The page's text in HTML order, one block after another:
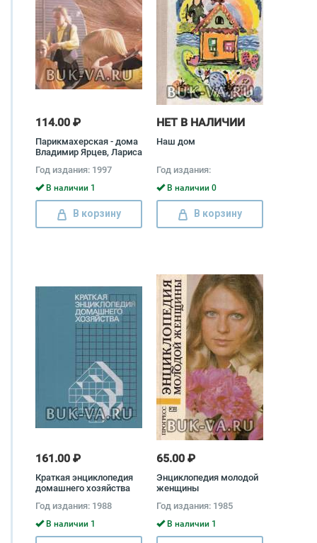
114.00 ₽
Парикмахерская - дома
Владимир Ярцев, Лариса
Год издания: 1997
В наличии 1
В корзину
НЕТ В НАЛИЧИИ
Наш дом
Год издания:
В наличии 0
В корзину
161.00 ₽
Краткая энциклопедия
домашнего хозяйства
Год издания: 1988
В наличии 1
65.00 ₽
Энциклопедия молодой
женщины
Год издания: 1985
В наличии 1